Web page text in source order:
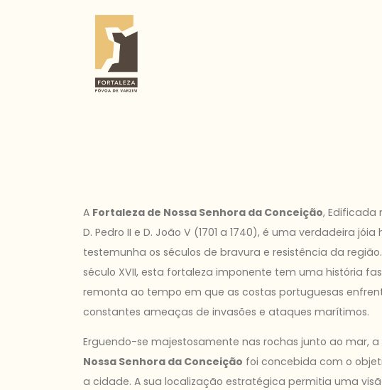
A Fortaleza de Nossa Senhora da Conceição, Edificada
D. Pedro II e D. João V (1701 a 1740), é uma verdadeira
testemunha os séculos de bravura e resistência da
século XVII, esta fortaleza imponente tem uma história
remonta ao tempo em que as costas portuguesas
constantes ameaças de invasões e ataques marítimos.
Erguendo-se majestosamente nas rochas junto ao mar, a
Nossa Senhora da Conceição foi concebida com o
a cidade. A sua localização estratégica permitia uma